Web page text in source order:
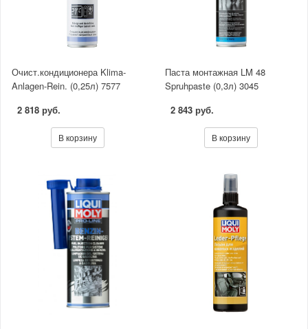
Очист.кондиционера Klima-
Anlagen-Rein. (0,25л) 7577
2 818 руб.
В корзину
Паста монтажная LM 48
Spruhpaste (0,3л) 3045
2 843 руб.
В корзину